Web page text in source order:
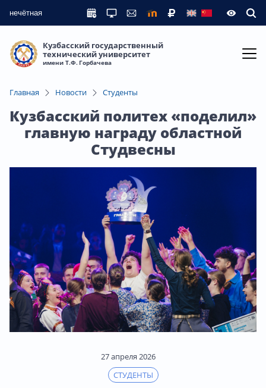
нечётная
Кузбасский государственный
технический университет
имени Т.Ф. Горбачева
Главная Новости Студенты
Кузбасский политех «поделил»
главную награду областной
Студвесны
27 апреля 2026
СТУДЕНТЫ